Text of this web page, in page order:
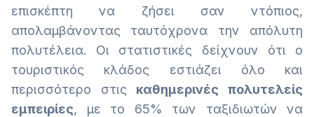
επισκέπτη να ζήσει σαν ντόπιος,
απολαμβάνοντας ταυτόχρονα την απόλυτη
πολυτέλεια. Οι στατιστικές δείχνουν ότι ο
τουριστικός κλάδος εστιάζει όλο και
περισσότερο στις καθημερινές πολυτελείς
εμπειρίες, με το 65% των ταξιδιωτών να